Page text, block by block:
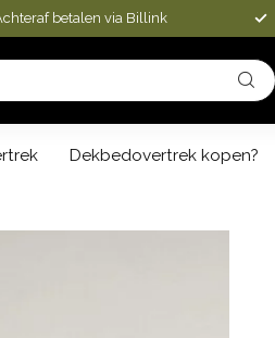
betalen via Billink
Dekbedovertrek kopen?